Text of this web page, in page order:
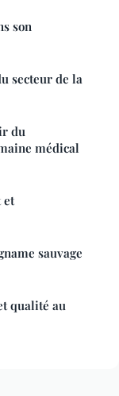
son
secteur de la
du
médical
et
sauvage
qualité au